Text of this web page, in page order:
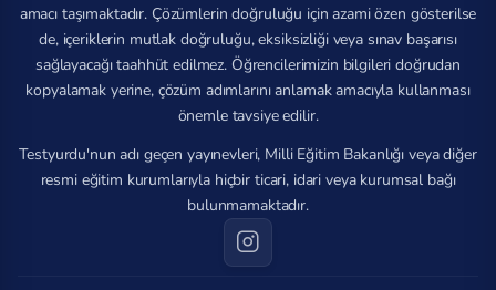
amacı taşımaktadır. Çözümlerin doğruluğu için azami özen gösterilse
de, içeriklerin mutlak doğruluğu, eksiksizliği veya sınav başarısı
sağlayacağı taahhüt edilmez. Öğrencilerimizin bilgileri doğrudan
kopyalamak yerine, çözüm adımlarını anlamak amacıyla kullanması
önemle tavsiye edilir.
Testyurdu'nun adı geçen yayınevleri, Milli Eğitim Bakanlığı veya diğer
resmi eğitim kurumlarıyla hiçbir ticari, idari veya kurumsal bağı
bulunmamaktadır.